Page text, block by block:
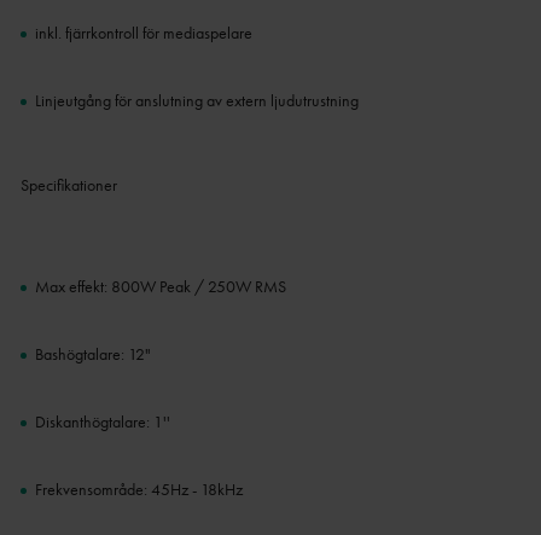
inkl. fjärrkontroll för mediaspelare
Linjeutgång för anslutning av extern ljudutrustning
Specifikationer
Max effekt: 800W Peak / 250W RMS
Bashögtalare: 12"
Diskanthögtalare: 1''
Frekvensområde: 45Hz - 18kHz